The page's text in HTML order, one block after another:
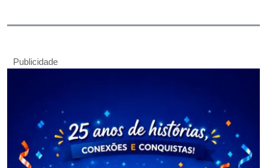
Publicidade